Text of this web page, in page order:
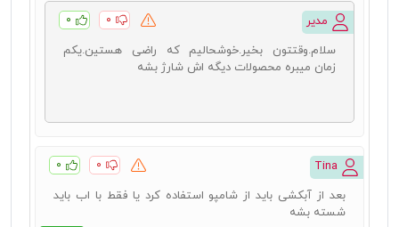
مدیر ۰ ۰
سلام.وقتتون بخیر.خوشحالیم که راضی هستین.یکم
زمان میبره محصولات دیگه اش شارژ بشه
۰ ۰
بعد از آبکشی باید از شامپو استفاده کرد یا فقط با اب باید
شسته بشه